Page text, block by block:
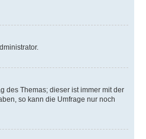
des Themas; dieser ist immer mit der
so kann die Umfrage nur noch